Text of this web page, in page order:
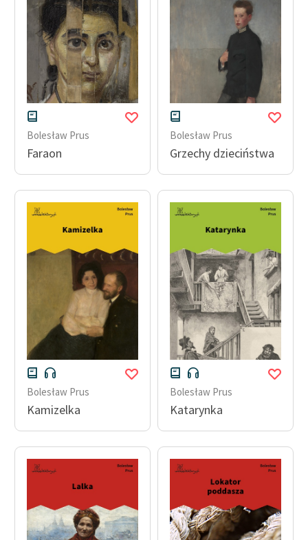
Materiały promocyjne
Polityka prywatności
Regulamin biblioteki
Dane fundacji i
sprawozdania finansowe
Regulamin darowizn
Informacja o treściach
wrażliwych
Deklaracja dostępności
Bolesław Prus
Faraon
Bolesław Prus
Grzechy dzieciństwa
Bolesław Prus
Kamizelka
Bolesław Prus
Katarynka